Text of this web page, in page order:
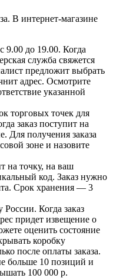
В интернет-магазине
9.00 до 19.00. Когда
служба свяжется
предложит выбрать
адрес. Осмотрите
указанной
торговых точек для
заказ поступит на
Для получения заказа
зоне и назовите
на точку, на ваш
код. Заказ нужно
Срок хранения — 3
России. Когда заказ
придет извещение о
оценить состояние
коробку
после оплаты заказа.
больше 10 позиций и
100 000 р.